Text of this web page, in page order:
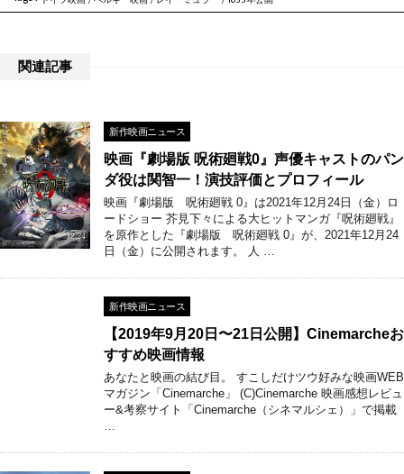
ドイツ映画 / ベルギー映画 / レイ・ミュラー / 1033年公開
関連記事
新作映画ニュース
映画『劇場版 呪術廻戦0』声優キャストのパン
ダ役は関智一！演技評価とプロフィール
映画『劇場版 呪術廻戦 0』は2021年12月24日（金）ロ
ードショー 芥見下々による大ヒットマンガ『呪術廻戦』
を原作とした『劇場版 呪術廻戦 0』が、2021年12月24
日（金）に公開されます。 人 …
新作映画ニュース
【2019年9月20日〜21日公開】Cinemarcheお
すすめ映画情報
あなたと映画の結び目。 すこしだけツウ好みな映画WEB
マガジン「Cinemarche」 (C)Cinemarche 映画感想レビュ
ー&考察サイト「Cinemarche（シネマルシェ）」で掲載